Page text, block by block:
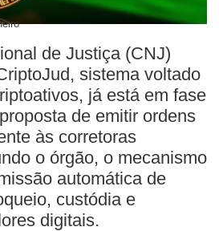
de Justiça (CNJ)
sistema voltado
já está em fase
de emitir ordens
às corretoras
o órgão, o mecanismo
automática de
custódia e
digitais.